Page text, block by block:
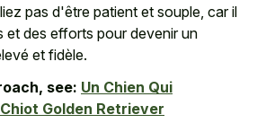
pas d'être patient et souple, car il
et des efforts pour devenir un
et fidèle.
see: Un Chien Qui
Golden Retriever